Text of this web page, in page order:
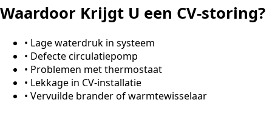
Waardoor Krijgt U een CV-storing?
• Lage waterdruk in systeem
• Defecte circulatiepomp
• Problemen met thermostaat
• Lekkage in CV-installatie
• Vervuilde brander of warmtewisselaar